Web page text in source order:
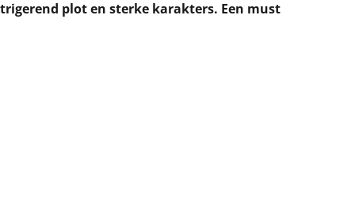
plot en sterke karakters. Een must